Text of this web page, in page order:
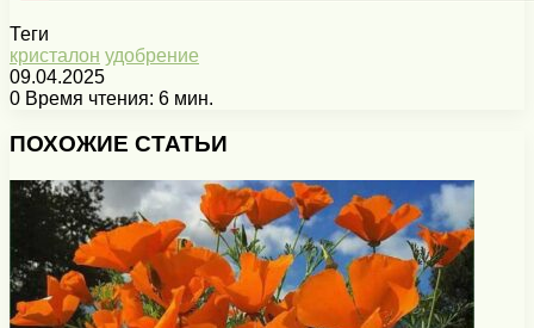
Теги
кристалон удобрение
09.04.2025
0 Время чтения: 6 мин.
ПОХОЖИЕ СТАТЬИ